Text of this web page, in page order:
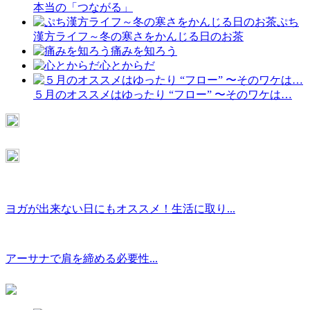
本当の「つながる」
ぷち
漢方ライフ～冬の寒さをかんじる日のお茶
痛みを知ろう
心とからだ
５月のオススメはゆったり “フロー” 〜そのワケは…
ヨガが出来ない日にもオススメ！生活に取り...
アーサナで肩を締める必要性...